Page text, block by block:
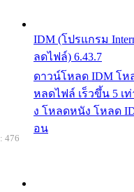
IDM (โปรแกรม
ลดไฟล์) 6.43.7
ดาวน์โหลด IDM โหล
หลดไฟล์ เร็วขึ้น 5 เ
ง โหลดหนัง โหลด
อน
476